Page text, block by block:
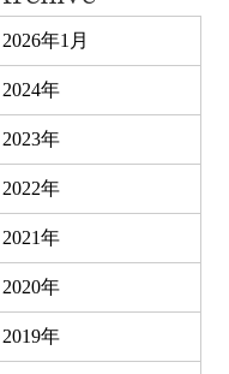
2026年1月
2024年
2023年
2022年
2021年
2020年
2019年